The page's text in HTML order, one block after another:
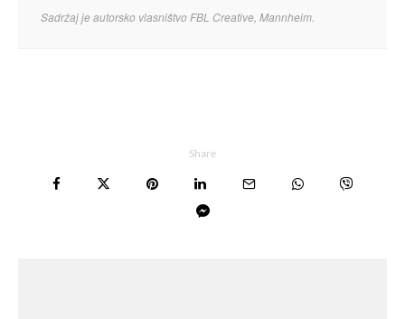
Sadržaj je autorsko vlasništvo FBL Creative, Mannheim.
Share